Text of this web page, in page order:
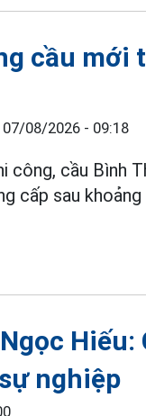
cầu mới
07/08/2026 - 09:18
công, cầu Bình
cấp sau khoảng
nghiệp